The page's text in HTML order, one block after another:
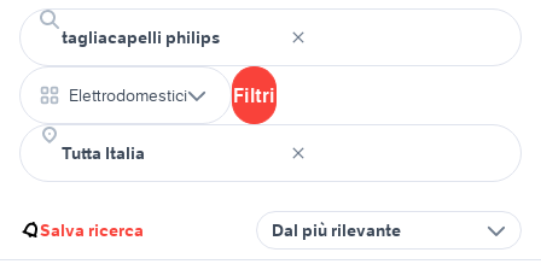
Elettrodomestici Filtri
Salva ricerca Dal più rilevante